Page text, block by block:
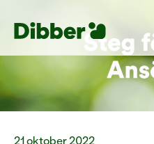
21 oktober 2022